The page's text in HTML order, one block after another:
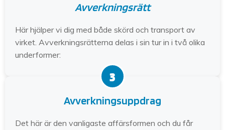
Avverkningsrätt
Här hjälper vi dig med både skörd och transport av
virket. Avverkningsrätterna delas i sin tur in i två olika
underformer:
3
Avverkningsuppdrag
Det här är den vanligaste affärsformen och du får